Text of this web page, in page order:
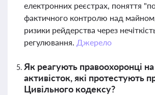
електронних реєстрах, поняття
фактичного контролю над
ризики рейдерства через
регулювання. Джерело
Як реагують правоохоронці
активісток, які протестують
Цивільного кодексу?